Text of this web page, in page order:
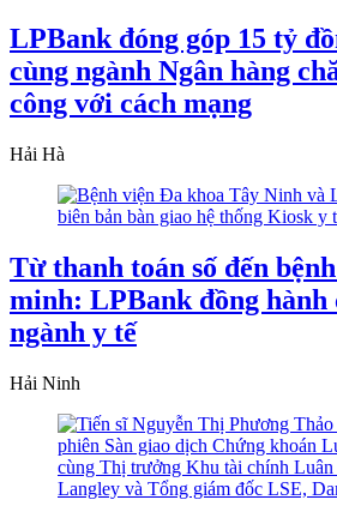
LPBank đóng góp 15 tỷ
cùng ngành Ngân hàng
công với cách mạng
Hải Hà
Từ thanh toán số đến
minh: LPBank đồng hành
ngành y tế
Hải Ninh